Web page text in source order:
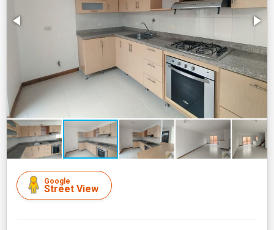
Google
Street View